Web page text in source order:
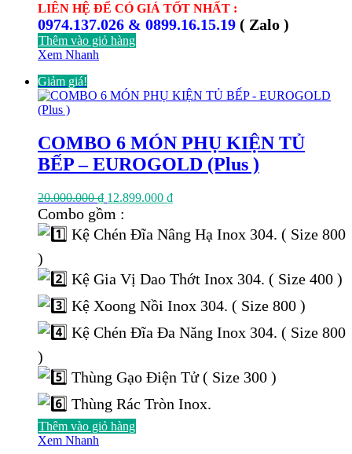
LIÊN HỆ ĐỂ CÓ GIÁ TỐT NHẤT :
0974.137.026 & 0899.16.15.19 ( Zalo )
Thêm vào giỏ hàng
Xem Nhanh
Giảm giá!
COMBO 6 MÓN PHỤ KIỆN TỦ
BẾP – EUROGOLD (Plus )
20.000.000₫ Giá
gốc
20.000.000 ₫.
12.899.000 ₫Giá
là:
Combo gồm :
Kệ Chén Đĩa Nâng Hạ Inox 304. ( Size 800
)
Kệ Gia Vị Dao Thớt Inox 304. ( Size 400 )
Kệ Xoong Nồi Inox 304. ( Size 800 )
Kệ Chén Đĩa Đa Năng Inox 304. ( Size 800
)
Thùng Gạo Điện Tử ( Size 300 )
Thùng Rác Tròn Inox.
Thêm vào giỏ hàng
Xem Nhanh